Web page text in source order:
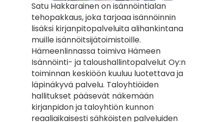
Satu Hakkarainen on isännöintialan
tehopakkaus, joka tarjoaa isännöinnin
lisäksi kirjanpitopalveluita alihankintana
muille isännöitsijätoimistoille.
Hämeenlinnassa toimiva Hämeen
Isännöinti- ja taloushallintopalvelut Oy:n
toiminnan keskiöön kuuluu luotettava ja
läpinäkyvä palvelu. Taloyhtiöiden
hallitukset pääsevät näkemään
kirjanpidon ja taloyhtiön kunnon
reaaliaikaisesti sähköisten palveluiden